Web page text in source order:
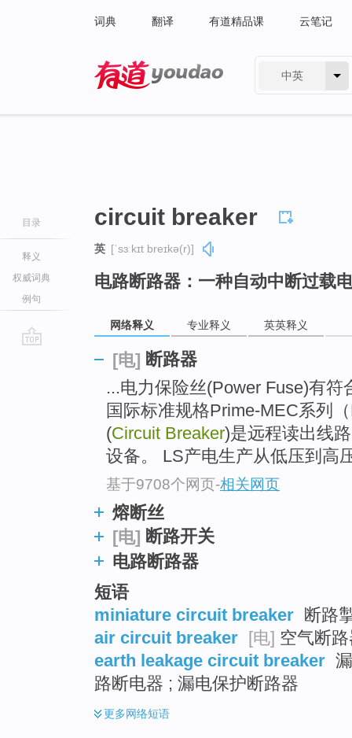
词典 翻译 有道精品课 云笔记
中英
目录
释义
权威词典
例句
circuit breaker
英 [ˈsɜːkɪt breɪkə(r)]
电路断路器：一种自动中断过载
网络释义 专业释义 英英释义
[电] 断路器
...电力保险丝(Power Fuse)有
国际标准规格Prime-MEC系列
(Circuit Breaker)是远程读出线
设备。 LS产电生产从低压到高
基于9708个网页-相关网页
熔断丝
[电] 断路开关
电路断路器
短语
miniature circuit breaker 断路
air circuit breaker [电] 空气断
earth leakage circuit breaker
路断电器 ; 漏电保护断路器
更多网络短语